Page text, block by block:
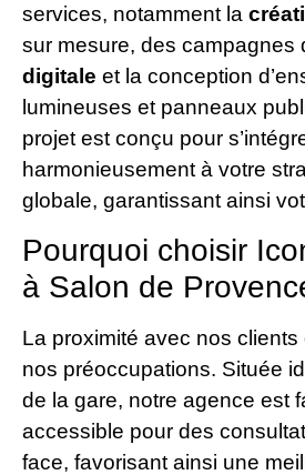
services, notamment la
sur mesure, des campagnes
digitale et la conception
lumineuses et panneaux
projet est conçu pour
harmonieusement à votre
globale, garantissant ainsi
Pourquoi choisir
à Salon de
La proximité avec nos
nos préoccupations. Située
de la gare, notre agence est
accessible pour des
face, favorisant ainsi une